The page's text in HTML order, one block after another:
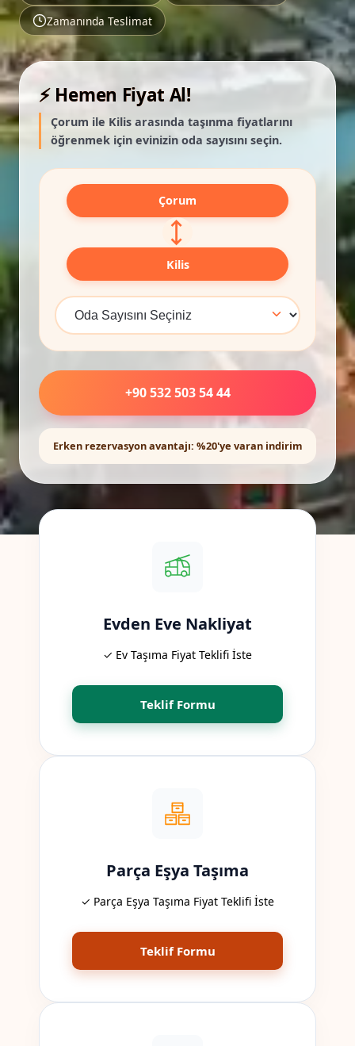
Zamanında Teslimat
⚡ Hemen Fiyat Al!
Çorum ile Kilis arasında taşınma fiyatlarını
öğrenmek için evinizin oda sayısını seçin.
Çorum
⟷
Kilis
+90 532 503 54 44
Erken rezervasyon avantajı: %20'ye varan indirim
Evden Eve Nakliyat
✓ Ev Taşıma Fiyat Teklifi İste
Teklif Formu
Parça Eşya Taşıma
✓ Parça Eşya Taşıma Fiyat Teklifi İste
Teklif Formu